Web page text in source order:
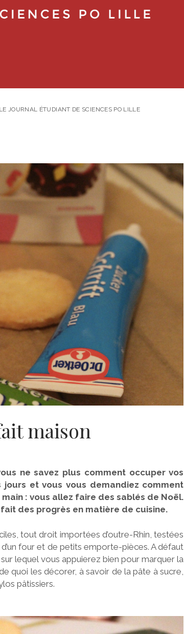
LE JOURNAL ÉTUDIANT DE SCIENCES PO LILLE
maison
ne savez plus comment occuper vos
et vous vous demandiez comment
: vous allez faire des sablés de Noël.
des progrès en matière de cuisine.
tout droit importées d’outre-Rhin, testées
four et de petits emporte-pièces. A défaut
lequel vous appuierez bien pour marquer la
quoi les décorer, à savoir de la pâte à sucre,
pâtissiers.